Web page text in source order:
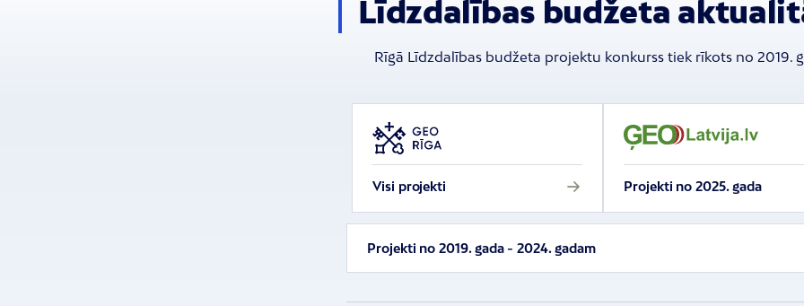
Līdzdalības budžeta
Rīgā Līdzdalības budžeta projektu konkurss tiek rīkots no 2019.
Visi projekti Projekti no 2025. gada
Projekti no 2019. gada - 2024. gadam